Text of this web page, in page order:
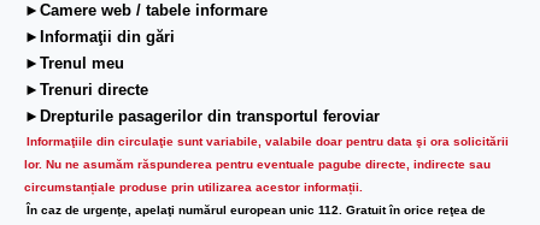
►Camere web / tabele informare
►Informaţii din gări
►Trenul meu
►Trenuri directe
►Drepturile pasagerilor din transportul feroviar
Informaţiile din circulaţie sunt variabile, valabile doar pentru data şi ora solicitării
lor. Nu ne asumăm răspunderea pentru eventuale pagube directe, indirecte sau
circumstanțiale produse prin utilizarea acestor informații.
În caz de urgenţe, apelaţi numărul european unic 112. Gratuit în orice reţea de